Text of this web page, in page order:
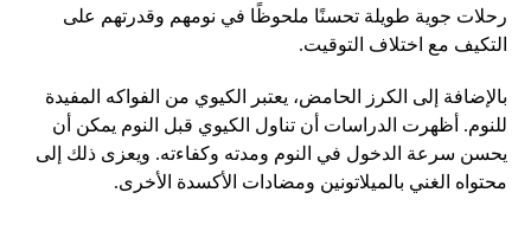
رحلات جوية طويلة تحسنًا ملحوظًا في نومهم وقدرتهم على
التكيف مع اختلاف التوقيت.
بالإضافة إلى الكرز الحامض، يعتبر الكيوي من الفواكه المفيدة
للنوم. أظهرت الدراسات أن تناول الكيوي قبل النوم يمكن أن
يحسن سرعة الدخول في النوم ومدته وكفاءته. ويعزى ذلك إلى
محتواه الغني بالميلاتونين ومضادات الأكسدة الأخرى.